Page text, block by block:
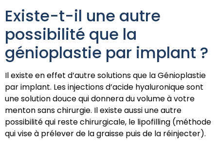
Existe-t-il une autre
possibilité que la
génioplastie par implant ?
Il existe en effet d’autre solutions que la Génioplastie
par implant. Les injections d’acide hyaluronique sont
une solution douce qui donnera du volume à votre
menton sans chirurgie. Il existe aussi une autre
possibilité qui reste chirurgicale, le lipofilling (méthode
qui vise à prélever de la graisse puis de la réinjecter).